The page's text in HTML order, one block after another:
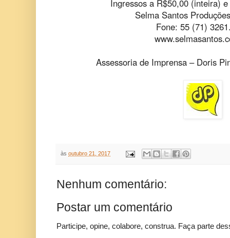
Ingressos a R$50,00 (inteira)
Selma Santos
Fone: 55 (71)
Assessoria de Imprensa – Doris
às outubro 21, 2017
Nenhum comentário:
Postar um comentário
Participe, opine, colabore, construa. Faça parte